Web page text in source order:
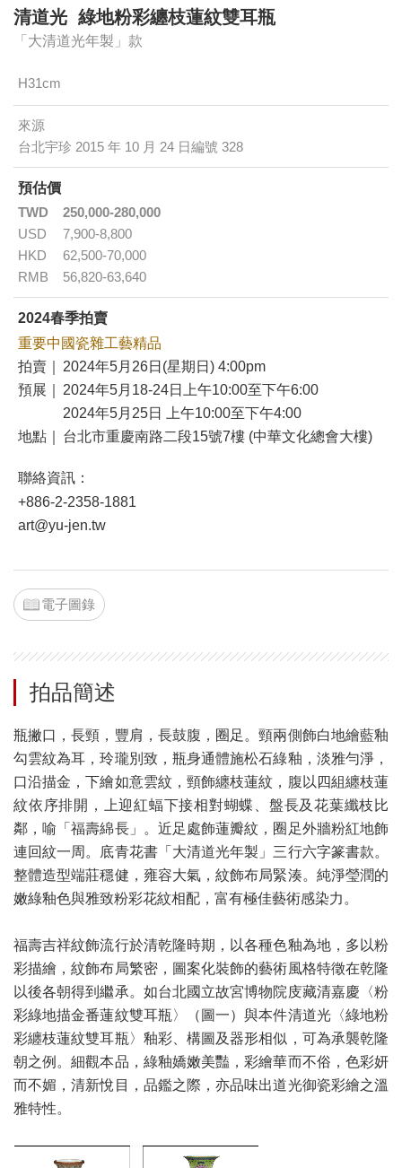
清道光 綠地粉彩纏枝蓮紋雙耳瓶
「大清道光年製」款
H31cm
來源
台北宇珍 2015 年 10 月 24 日編號 328
預估價
TWD
250,000-280,000
USD
7,900-8,800
HKD
62,500-70,000
RMB
56,820-63,640
2024春季拍賣
重要中國瓷雜工藝精品
拍賣｜
2024年5月26日(星期日) 4:00pm
預展｜
2024年5月18-24日上午10:00至下午6:00
2024年5月25日 上午10:00至下午4:00
地點｜
台北市重慶南路二段15號7樓 (中華文化總會大樓)
聯絡資訊：
+886-2-2358-1881
art@yu-jen.tw
電子圖錄
拍品簡述
瓶撇口，長頸，豐肩，長鼓腹，圈足。頸兩側飾白地繪藍釉
勾雲紋為耳，玲瓏別致，瓶身通體施松石綠釉，淡雅勻淨，
口沿描金，下繪如意雲紋，頸飾纏枝蓮紋，腹以四組纏枝蓮
紋依序排開，上迎紅蝠下接相對蝴蝶、盤長及花葉纖枝比
鄰，喻「福壽綿長」。近足處飾蓮瓣紋，圈足外牆粉紅地飾
連回紋一周。底青花書「大清道光年製」三行六字篆書款。
整體造型端莊穩健，雍容大氣，紋飾布局緊湊。純淨瑩潤的
嫩綠釉色與雅致粉彩花紋相配，富有極佳藝術感染力。
福壽吉祥紋飾流行於清乾隆時期，以各種色釉為地，多以粉
彩描繪，紋飾布局繁密，圖案化裝飾的藝術風格特徵在乾隆
以後各朝得到繼承。如台北國立故宮博物院庋藏清嘉慶〈粉
彩綠地描金番蓮紋雙耳瓶〉（圖一）與本件清道光〈綠地粉
彩纏枝蓮紋雙耳瓶〉釉彩、構圖及器形相似，可為承襲乾隆
朝之例。細觀本品，綠釉嬌嫩美豔，彩繪華而不俗，色彩妍
而不媚，清新悅目，品鑑之際，亦品味出道光御瓷彩繪之溫
雅特性。